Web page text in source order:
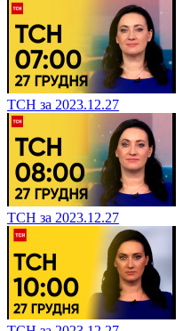
ТСН за 2023.12.27
ТСН за 2023.12.27